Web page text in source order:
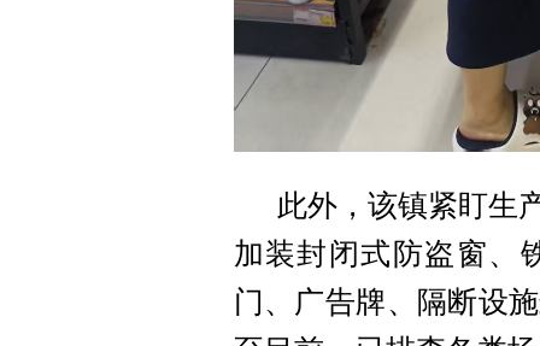
此外，该镇紧盯生
加装封闭式防盗窗、
门、广告牌、隔断设